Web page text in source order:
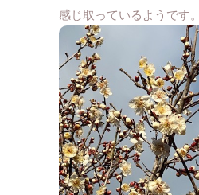
感じ取っているようです。